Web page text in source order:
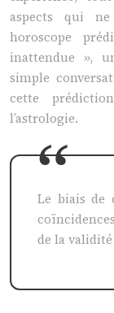
aspects qui
horoscope
inattendue »,
simple
cette
l’astrologie.
Le biais de
de la